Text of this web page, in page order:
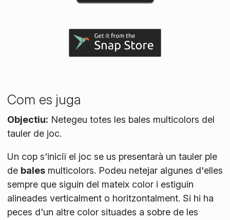
Com es juga
Objectiu: Netegeu totes les bales multicolors del
tauler de joc.
Un cop s'iniciï el joc se us presentarà un tauler ple
de balesmulticolors. Podeu netejar algunes d'elles
sempre que siguin del mateix color i estiguin
alineades verticalment o horitzontalment. Si hi ha
peces d'un altre color situades a sobre de les